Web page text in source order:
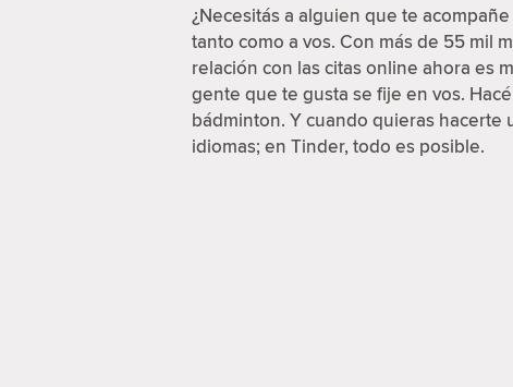
¿Necesitás a alguien que te
tanto como a vos. Con más de 55 mil
relación con las citas online ahora es
gente que te gusta se fije en vos.
bádminton. Y cuando quieras hacerte
idiomas; en Tinder, todo es posible.